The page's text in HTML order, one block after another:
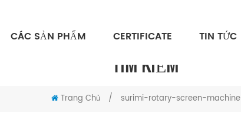
CÁC SẢN PHẨM CERTIFICATE TIN TỨC
TÌM KIẾM
Trang Chủ / surimi-rotary-screen-machine